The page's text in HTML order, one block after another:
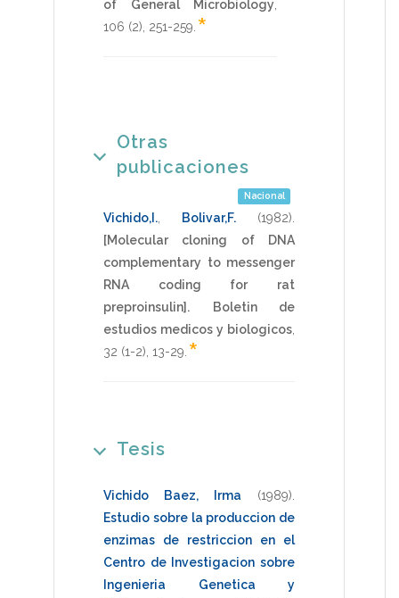
of General Microbiology
106 (2), 251-259 *
Otras
publicaciones
Nacional
Vichido,I. Bolivar,F. (1982)
[Molecular cloning of DNA
complementary to messenger
RNA coding for rat
preproinsulin].
Boletin de
estudios medicos y biologicos
32 (1-2), 13-29 *
Tesis
Vichido Baez, Irma (1989)
Estudio sobre la produccion de
enzimas de restriccion en el
Centro de Investigacion sobre
Ingenieria Genetica y